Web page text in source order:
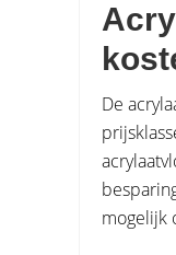
De
mogelijk